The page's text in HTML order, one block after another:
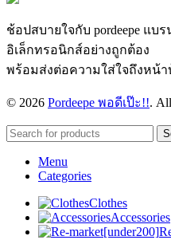
ช้อปสบายใจกับ pordeepe แ
อิเล็กทรอนิกส์อย่างถูกต้อง
พร้อมส่งต่อความใส่ใจถึงหน้
© 2026 Pordeepe พอดีเป๊ะ!!.
Menu
Categories
Clothes
Accessories